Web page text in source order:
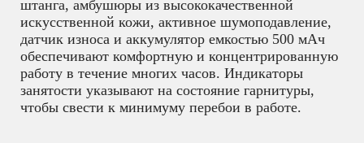
штанга, амбушюры из высококачественной
искусственной кожи, активное шумоподавление,
датчик износа и аккумулятор емкостью 500 мАч
обеспечивают комфортную и концентрированную
работу в течение многих часов. Индикаторы
занятости указывают на состояние гарнитуры,
чтобы свести к минимуму перебои в работе.